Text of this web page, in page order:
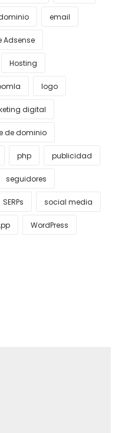
email
Adsense
Hosting
logo
digital
de dominio
php publicidad
seguidores
SERPs social media
WordPress